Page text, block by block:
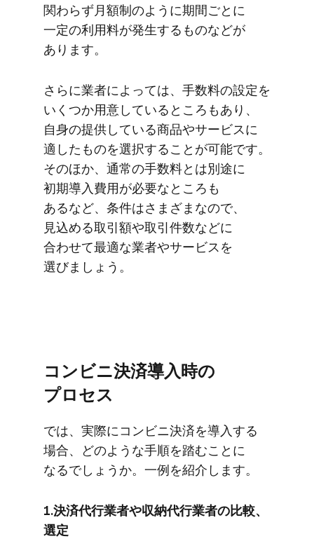
関わらず月額制のように​期間ごとに​
一定の​利用料が​発生する​ものなどが​
あります。
さらに​業者に​よっては、​手数料の​設定を​
いく​つか​用意している​ところも​あり、​
自身の​提供している​商品や​サービスに​
適した​ものを​選択する​ことが​可能です。​
その​ほか、​通常の​手数料とは​別途に​
初期導入費用が​必要な​ところも​
あるなど、​条件は​さまざまなので、​
見込める​取引額や​取引件数などに​
合わせて​最適な​業者や​サービスを​
選びましょう。
コンビニ決済導入時の​
プロセス
では、​実際に​コンビニ決済を​導入する​
場合、​どのような​手順を​踏むことに​
なるでしょうか。​一例を​紹介します。
1.決済代行業者や​収納代行業者の​比較、​
選定